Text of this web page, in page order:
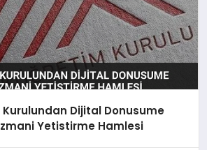
Dijital Donusume
Yetistirme Hamlesi